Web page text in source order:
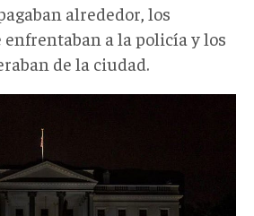
alrededor, los
a la policía y los
de la ciudad.